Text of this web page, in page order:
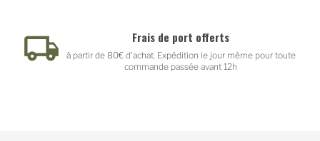
Frais de port offerts
à partir de 80€ d'achat. Expédition le jour même pour toute
commande passée avant 12h